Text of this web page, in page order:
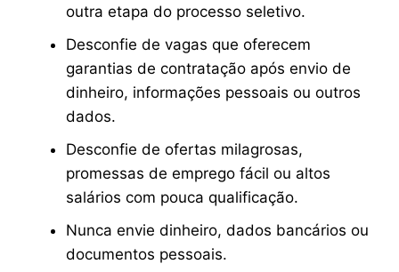
outra etapa do processo seletivo.
Desconfie de vagas que oferecem
garantias de contratação após envio de
dinheiro, informações pessoais ou outros
dados.
Desconfie de ofertas milagrosas,
promessas de emprego fácil ou altos
salários com pouca qualificação.
Nunca envie dinheiro, dados bancários ou
documentos pessoais.